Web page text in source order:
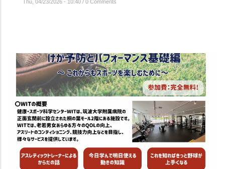
Thu, 04/23/2026 - 10:40 / 0 Comments